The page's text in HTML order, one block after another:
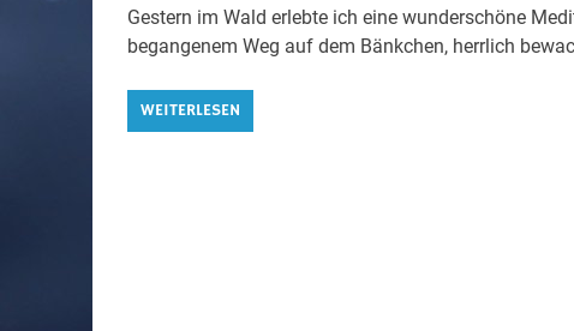
Gestern im Wald erlebte ich eine wunderschöne
begangenem Weg auf dem Bänkchen, herrlich
WEITERLESEN